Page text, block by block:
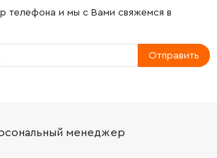
телефона и мы с Вами свяжемся в
Отправить
менеджер